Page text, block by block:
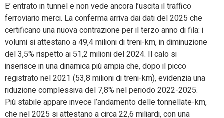
E’ entrato in tunnel e non vede ancora l’uscita il traffico
ferroviario merci. La conferma arriva dai dati del 2025 che
certificano una nuova contrazione per il terzo anno di fila: i
volumi si attestano a 49,4 milioni di treni-km, in diminuzione
del 3,5% rispetto ai 51,2 milioni del 2024. Il calo si
inserisce in una dinamica più ampia che, dopo il picco
registrato nel 2021 (53,8 milioni di treni-km), evidenzia una
riduzione complessiva del 7,8% nel periodo 2022-2025.
Più stabile appare invece l’andamento delle tonnellate-km,
che nel 2025 si attestano a circa 22,6 miliardi, con una